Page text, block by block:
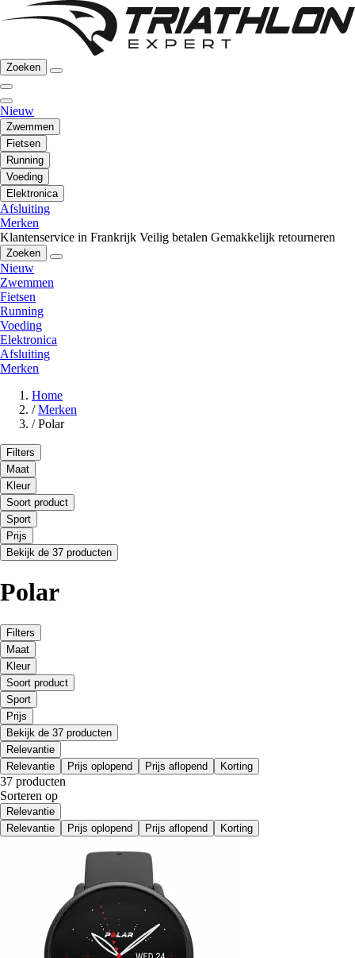
Zoeken
Nieuw
Zwemmen
Fietsen
Running
Voeding
Elektronica
Afsluiting
Merken
Klantenservice in Frankrijk Veilig betalen Gemakkelijk retourneren
Zoeken
Nieuw
Zwemmen
Fietsen
Running
Voeding
Elektronica
Afsluiting
Merken
Home
/ Merken
/ Polar
Filters
Maat
Kleur
Soort product
Sport
Prijs
Bekijk de 37 producten
Polar
Filters
Maat
Kleur
Soort product
Sport
Prijs
Bekijk de 37 producten
Relevantie
Relevantie
Prijs oplopend Prijs aflopend Korting
37 producten
Sorteren op
Relevantie
Relevantie
Prijs oplopend Prijs aflopend Korting